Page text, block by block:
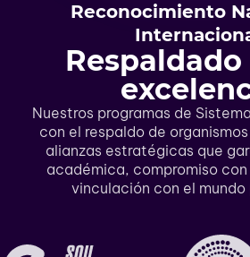
Reconocimiento
Nuestros programas de
con el respaldo de
alianzas estratégicas que
académica, compromiso
vinculación con el mundo